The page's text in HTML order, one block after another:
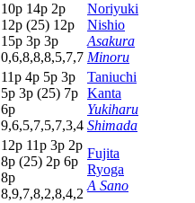
10p 14p 2p
12p (25) 12p
15p 3p 3p
0,6,8,8,8,5,7,7
Noriyuki
Nishio
Asakura
Minoru
11p 4p 5p 3p
5p 3p (25) 7p
6p
9,6,5,7,5,7,3,4
Taniuchi
Kanta
Yukiharu
Shimada
12p 11p 3p 2p
8p (25) 2p 6p
8p
8,9,7,8,2,8,4,2
Fujita
Ryoga
A Sano